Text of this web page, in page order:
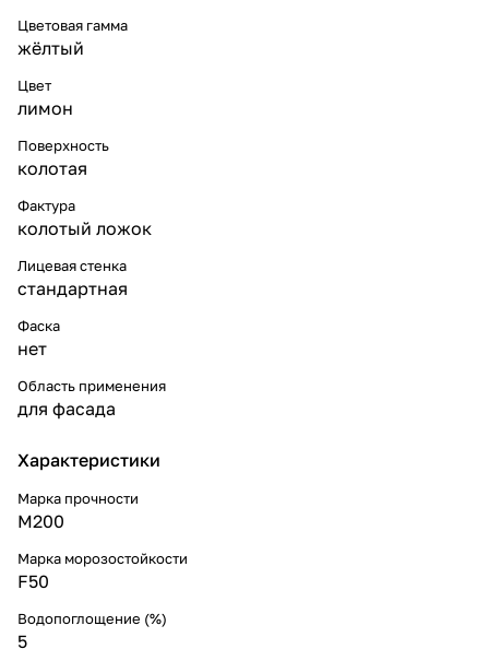
Цветовая гамма
жёлтый
Цвет
лимон
Поверхность
колотая
Фактура
колотый ложок
Лицевая стенка
стандартная
Фаска
нет
Область применения
для фасада
Характеристики
Марка прочности
M200
Марка морозостойкости
F50
Водопоглощение (%)
5